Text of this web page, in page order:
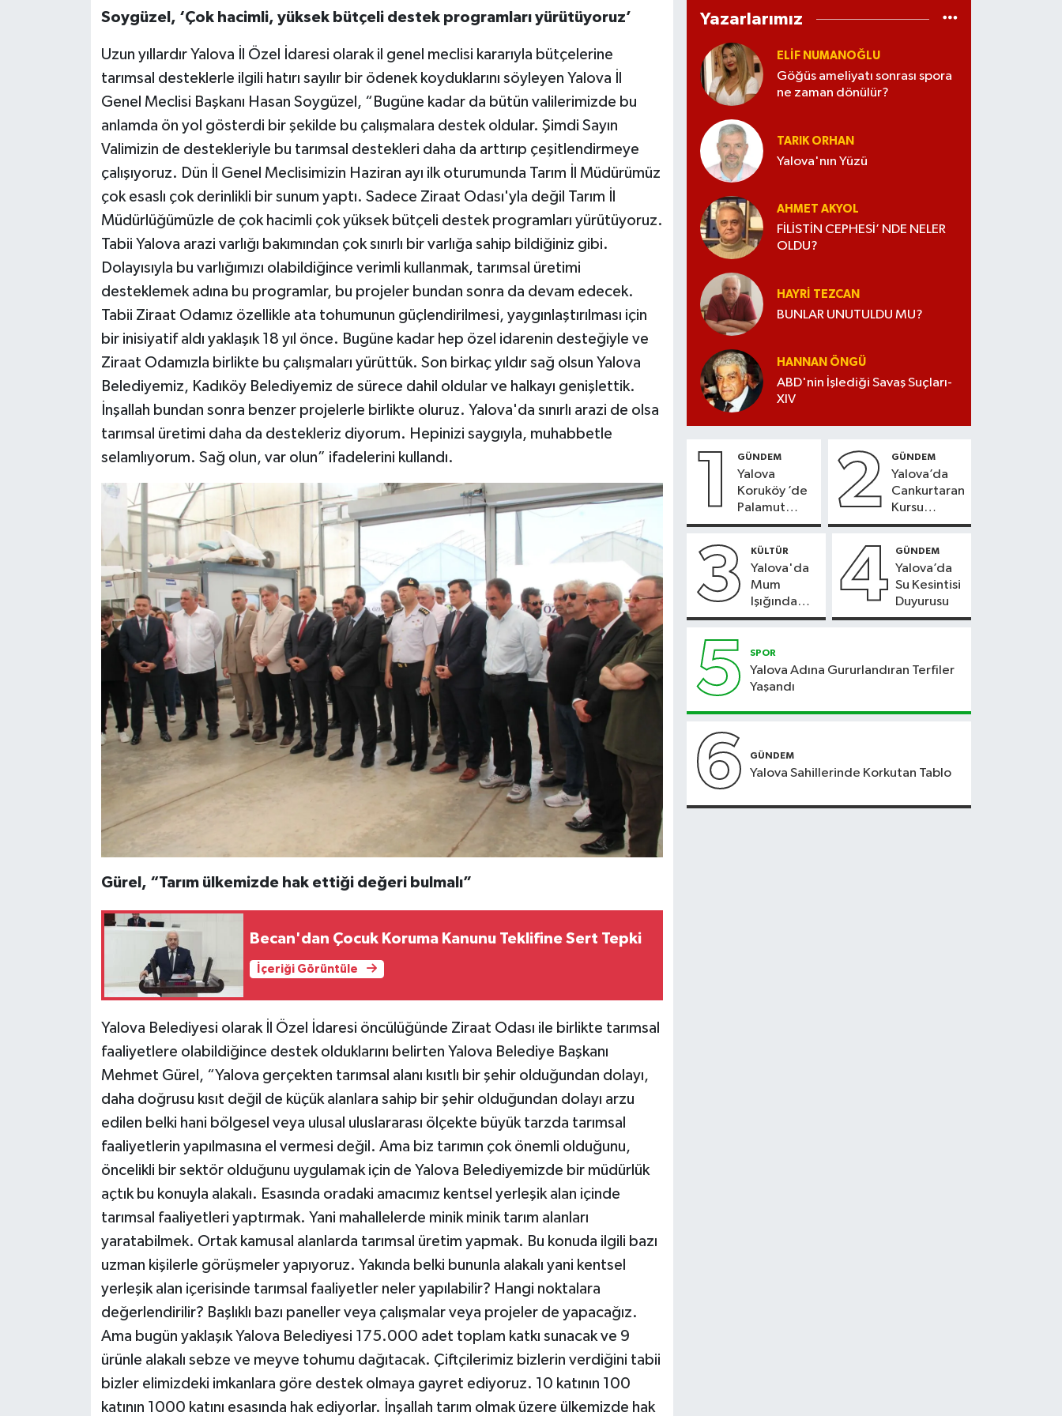
Soygüzel, ‘Çok hacimli, yüksek bütçeli destek programları yürütüyoruz’
Uzun yıllardır Yalova İl Özel İdaresi olarak il genel meclisi kararıyla bütçelerine
tarımsal desteklerle ilgili hatırı sayılır bir ödenek koyduklarını söyleyen Yalova İl
Genel Meclisi Başkanı Hasan Soygüzel, “Bugüne kadar da bütün valilerimizde bu
anlamda ön yol gösterdi bir şekilde bu çalışmalara destek oldular. Şimdi Sayın
Valimizin de destekleriyle bu tarımsal destekleri daha da arttırıp çeşitlendirmeye
çalışıyoruz. Dün İl Genel Meclisimizin Haziran ayı ilk oturumunda Tarım İl Müdürümüz
çok esaslı çok derinlikli bir sunum yaptı. Sadece Ziraat Odası'yla değil Tarım İl
Müdürlüğümüzle de çok hacimli çok yüksek bütçeli destek programları yürütüyoruz.
Tabii Yalova arazi varlığı bakımından çok sınırlı bir varlığa sahip bildiğiniz gibi.
Dolayısıyla bu varlığımızı olabildiğince verimli kullanmak, tarımsal üretimi
desteklemek adına bu programlar, bu projeler bundan sonra da devam edecek.
Tabii Ziraat Odamız özellikle ata tohumunun güçlendirilmesi, yaygınlaştırılması için
bir inisiyatif aldı yaklaşık 18 yıl önce. Bugüne kadar hep özel idarenin desteğiyle ve
Ziraat Odamızla birlikte bu çalışmaları yürüttük. Son birkaç yıldır sağ olsun Yalova
Belediyemiz, Kadıköy Belediyemiz de sürece dahil oldular ve halkayı genişlettik.
İnşallah bundan sonra benzer projelerle birlikte oluruz. Yalova'da sınırlı arazi de olsa
tarımsal üretimi daha da destekleriz diyorum. Hepinizi saygıyla, muhabbetle
selamlıyorum. Sağ olun, var olun” ifadelerini kullandı.
Gürel, “Tarım ülkemizde hak ettiği değeri bulmalı”
Becan'dan Çocuk Koruma Kanunu Teklifine Sert Tepki
İçeriği Görüntüle
Yalova Belediyesi olarak İl Özel İdaresi öncülüğünde Ziraat Odası ile birlikte tarımsal
faaliyetlere olabildiğince destek olduklarını belirten Yalova Belediye Başkanı
Mehmet Gürel, “Yalova gerçekten tarımsal alanı kısıtlı bir şehir olduğundan dolayı,
daha doğrusu kısıt değil de küçük alanlara sahip bir şehir olduğundan dolayı arzu
edilen belki hani bölgesel veya ulusal uluslararası ölçekte büyük tarzda tarımsal
faaliyetlerin yapılmasına el vermesi değil. Ama biz tarımın çok önemli olduğunu,
öncelikli bir sektör olduğunu uygulamak için de Yalova Belediyemizde bir müdürlük
açtık bu konuyla alakalı. Esasında oradaki amacımız kentsel yerleşik alan içinde
tarımsal faaliyetleri yaptırmak. Yani mahallelerde minik minik tarım alanları
yaratabilmek. Ortak kamusal alanlarda tarımsal üretim yapmak. Bu konuda ilgili bazı
uzman kişilerle görüşmeler yapıyoruz. Yakında belki bununla alakalı yani kentsel
yerleşik alan içerisinde tarımsal faaliyetler neler yapılabilir? Hangi noktalara
değerlendirilir? Başlıklı bazı paneller veya çalışmalar veya projeler de yapacağız.
Ama bugün yaklaşık Yalova Belediyesi 175.000 adet toplam katkı sunacak ve 9
ürünle alakalı sebze ve meyve tohumu dağıtacak. Çiftçilerimiz bizlerin verdiğini tabii
bizler elimizdeki imkanlara göre destek olmaya gayret ediyoruz. 10 katının 100
katının 1000 katını esasında hak ediyorlar. İnşallah tarım olmak üzere ülkemizde hak
Yazarlarımız
ELİF NUMANOĞLU
Göğüs ameliyatı sonrası spora
ne zaman dönülür?
TARIK ORHAN
Yalova'nın Yüzü
AHMET AKYOL
FİLİSTİN CEPHESİ’ NDE NELER
OLDU?
HAYRI TEZCAN
BUNLAR UNUTULDU MU?
HANNAN ÖNGÜ
ABD'nin İşlediği Savaş Suçları-
XIV
1 GÜNDEM
Yalova
Koruköy ’de
Palamut
Sezonu
2 GÜNDEM
Yalova’da
Cankurtaran
Kursu
Kayıtları
3 KÜLTÜR
Yalova'da
Mum
Işığında
Konser
4 GÜNDEM
Yalova’da
Su Kesintisi
Duyurusu
5 SPOR
Yalova Adına Gururlandıran Terfiler
Yaşandı
6 GÜNDEM
Yalova Sahillerinde Korkutan Tablo